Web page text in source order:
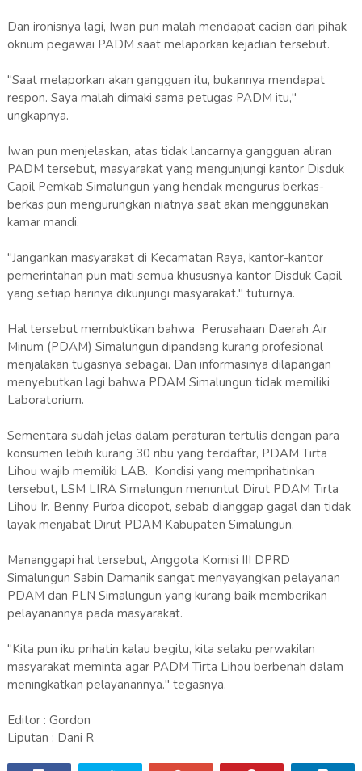
Dan ironisnya lagi, Iwan pun malah mendapat cacian dari pihak
oknum pegawai PADM saat melaporkan kejadian tersebut.
"Saat melaporkan akan gangguan itu, bukannya mendapat
respon. Saya malah dimaki sama petugas PADM itu,"
ungkapnya.
Iwan pun menjelaskan, atas tidak lancarnya gangguan aliran
PADM tersebut, masyarakat yang mengunjungi kantor Disduk
Capil Pemkab Simalungun yang hendak mengurus berkas-
berkas pun mengurungkan niatnya saat akan menggunakan
kamar mandi.
"Jangankan masyarakat di Kecamatan Raya, kantor-kantor
pemerintahan pun mati semua khususnya kantor Disduk Capil
yang setiap harinya dikunjungi masyarakat." tuturnya.
Hal tersebut membuktikan bahwa Perusahaan Daerah Air
Minum (PDAM) Simalungun dipandang kurang profesional
menjalakan tugasnya sebagai. Dan informasinya dilapangan
menyebutkan lagi bahwa PDAM Simalungun tidak memiliki
Laboratorium.
Sementara sudah jelas dalam peraturan tertulis dengan para
konsumen lebih kurang 30 ribu yang terdaftar, PDAM Tirta
Lihou wajib memiliki LAB. Kondisi yang memprihatinkan
tersebut, LSM LIRA Simalungun menuntut Dirut PDAM Tirta
Lihou Ir. Benny Purba dicopot, sebab dianggap gagal dan tidak
layak menjabat Dirut PDAM Kabupaten Simalungun.
Mananggapi hal tersebut, Anggota Komisi III DPRD
Simalungun Sabin Damanik sangat menyayangkan pelayanan
PDAM dan PLN Simalungun yang kurang baik memberikan
pelayanannya pada masyarakat.
"Kita pun iku prihatin kalau begitu, kita selaku perwakilan
masyarakat meminta agar PADM Tirta Lihou berbenah dalam
meningkatkan pelayanannya." tegasnya.
Editor : Gordon
Liputan : Dani R